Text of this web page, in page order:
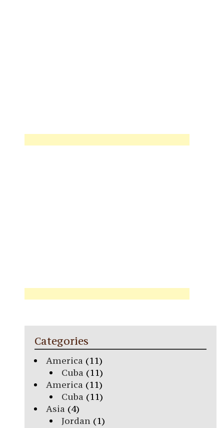
Categories
America (11)
Cuba (11)
America (11)
Cuba (11)
Asia (4)
Jordan(1)